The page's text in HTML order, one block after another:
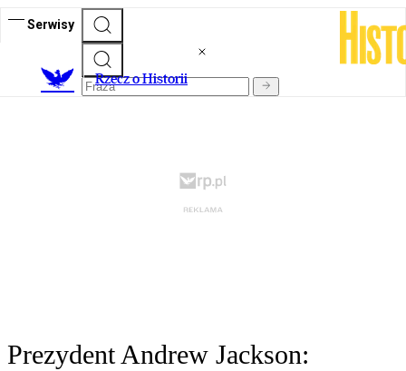
Serwisy
Rzecz o Historii
Prezydent Andrew Jackson: